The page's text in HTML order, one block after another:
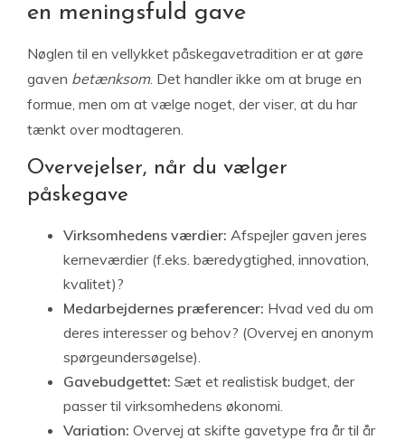
en meningsfuld gave
Nøglen til en vellykket påskegavetradition er at gøre
gaven betænksom. Det handler ikke om at bruge en
formue, men om at vælge noget, der viser, at du har
tænkt over modtageren.
Overvejelser, når du vælger
påskegave
Virksomhedens værdier: Afspejler gaven jeres
kerneværdier (f.eks. bæredygtighed, innovation,
kvalitet)?
Medarbejdernes præferencer: Hvad ved du om
deres interesser og behov? (Overvej en anonym
spørgeundersøgelse).
Gavebudgettet: Sæt et realistisk budget, der
passer til virksomhedens økonomi.
Variation: Overvej at skifte gavetype fra år til år